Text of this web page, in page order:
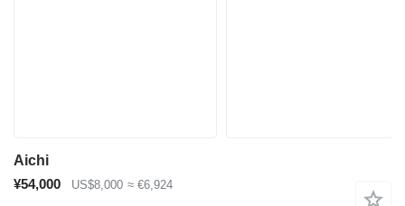
Aichi
¥54,000
US$8,000 ≈ €6,924